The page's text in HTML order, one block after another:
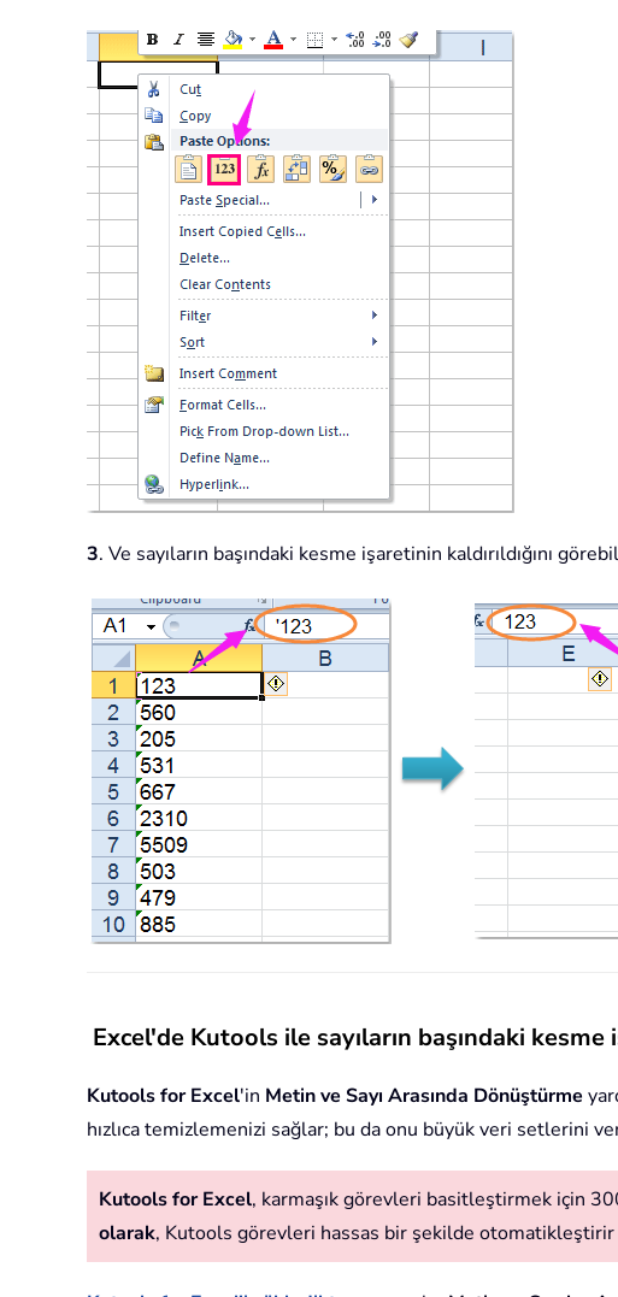
3. Ve sayıların başındaki kesme işaretinin kaldırıldığını
Excel'de Kutools ile sayıların başındaki
Kutools for Excel'in Metin ve Sayı Arasında Dönüştürme
hızlıca temizlemenizi sağlar; bu da onu büyük veri setlerini
Kutools for Excel, karmaşık görevleri basitleştirmek için
olarak, Kutools görevleri hassas bir şekilde